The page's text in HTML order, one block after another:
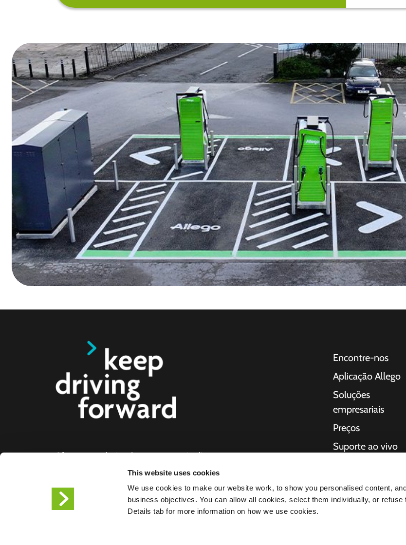
This website uses cookies
We use cookies to make our website work, to show you personalised content,
business objectives. You can allow all cookies, select them individually, or refuse
Details tab for more information on how we use cookies.
Oferecemos soluções de carregamento inteligente para carros
empresas e cidades. As nossas soluções de carregamento completas
facilitam às empresas e às cidades a disponibilização da
infraestrutura de que os condutores de veículos eléctricos
necessitam, enquanto a escalabilidade dos nossos produtos nos
Encontre-nos
Aplicação Allego
Soluções
empresariais
Preços
Suporte ao vivo
Fornecedores